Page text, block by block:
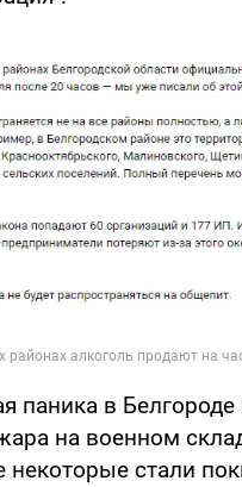
паника в Белгороде
на военном
некоторые стали